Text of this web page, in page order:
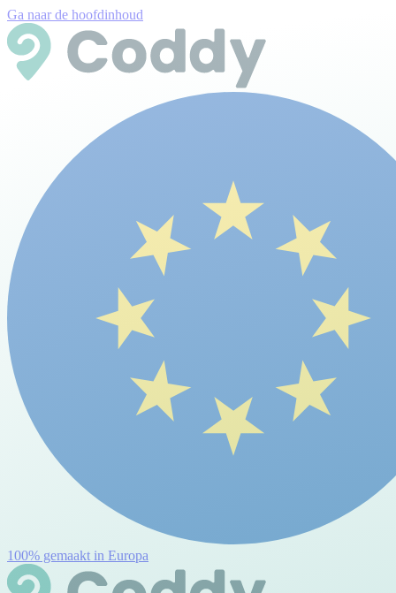
Ga naar de hoofdinhoud
100% gemaakt in Europa